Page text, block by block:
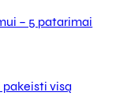
– 5 patarimai
visą